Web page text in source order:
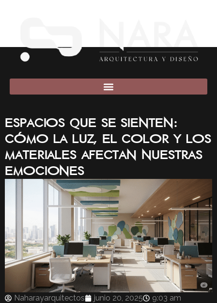
Espacios que se sienten:
Cómo la luz, el color y los
materiales afectan nuestras
emociones
Naharayarquitectos junio 20, 2025 9:03 am